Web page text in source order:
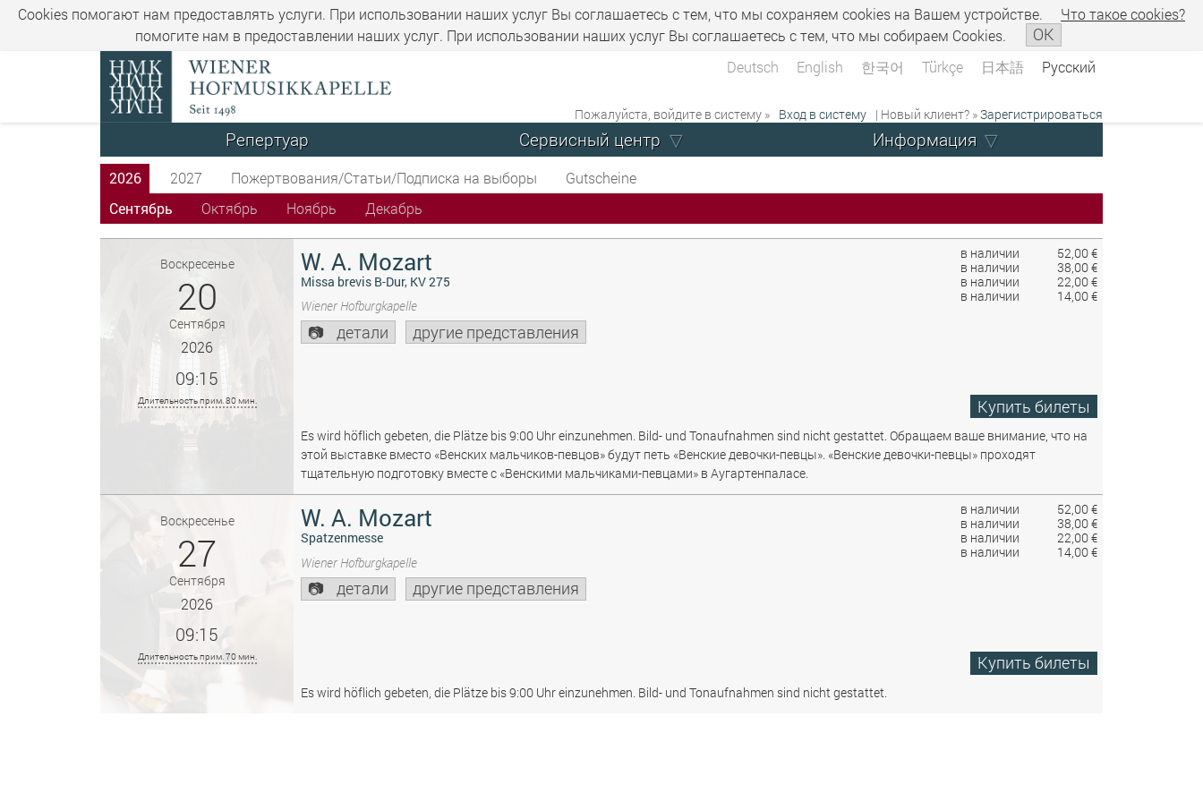
Cookies помогают нам предоставлять услуги. При использовании наших услуг Вы соглашаетесь с тем, что мы сохраняем сookies на Вашем устройстве.
Что такое сookies?
помогите нам в предоставлении наших услуг. При использовании наших услуг Вы соглашаетесь с тем, что мы собираем Cookies.
OK
Deutsch English 한국어 Türkçe 日本語 Русский
Пожалуйста, войдите в систему » Вход в систему | Новый клиент? »Зарегистрироваться
Репертуар Сервисный центр Информация
2026 2027 Пожертвования/Статьи/Подписка на выборы
Gutscheine
Сентябрь
Октябрь Ноябрь Декабрь
в наличии
52,00 €
в наличии
38,00 €
в наличии
22,00 €
в наличии
14,00 €
Воскресенье
20
Сентября
2026
09:15
Длительность прим. 80 мин.
W. A. Mozart
Missa brevis B-Dur, KV 275
Wiener Hofburgkapelle
детали другие представления
Купить билеты
Es wird höflich gebeten, die Plätze bis 9:00 Uhr einzunehmen. Bild- und Tonaufnahmen sind nicht gestattet. Обращаем ваше внимание, что на
этой выставке вместо «Венских мальчиков-певцов» будут петь «Венские девочки-певцы». «Венские девочки-певцы» проходят
тщательную подготовку вместе с «Венскими мальчиками-певцами» в Аугартенпаласе.
в наличии
52,00 €
в наличии
38,00 €
в наличии
22,00 €
в наличии
14,00 €
Воскресенье
27
Сентября
2026
09:15
Длительность прим. 70 мин.
W. A. Mozart
Spatzenmesse
Wiener Hofburgkapelle
детали другие представления
Купить билеты
Es wird höflich gebeten, die Plätze bis 9:00 Uhr einzunehmen. Bild- und Tonaufnahmen sind nicht gestattet.